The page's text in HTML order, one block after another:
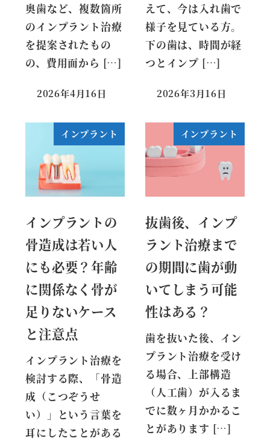
奥歯など、複数箇所
のインプラント治療
を提案されたもの
の、費用面から […]
2026年4月16日
えて、今は入れ歯で
様子を見ている方。
下の歯は、時間が経
つとインプ […]
2026年3月16日
インプラント
インプラントの
骨造成は若い人
にも必要？年齢
に関係なく骨が
足りないケース
と注意点
インプラント治療を
検討する際、「骨造
成（こつぞうせ
い）」という言葉を
耳にしたことがある
インプラント
抜歯後、インプ
ラント治療まで
の期間に歯が動
いてしまう可能
性はある？
歯を抜いた後、イン
プラント治療を受け
る場合、上部構造
（人工歯）が入るま
でに数ヶ月かかるこ
とがあります […]